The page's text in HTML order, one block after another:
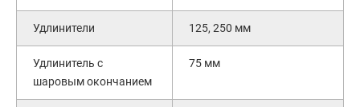
Удлинители 125, 250 мм
Удлинитель с
шаровым окончанием
75 мм